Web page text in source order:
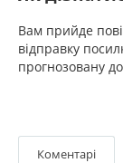
Вам прийде
відправку
прогнозовану
Коментарі